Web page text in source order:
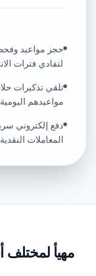
حجز مواعيد وفحص
لتفادي فترات
تلقي تذكيرات
مواعيدهم
دفع إلكتروني
المعاملات
مهيأ لمختلف